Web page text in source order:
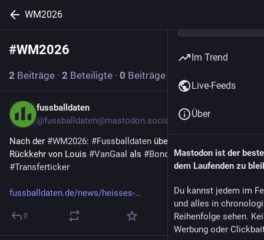
WM2026
#WM2026
2 Beiträge · 2 Beteiligte · 0 Beiträge heute
fussballdaten
@fussballdaten@mastodon.social
Nach der #WM2026: #Fussballdaten über die mögliche
Rückkehr von Louis #VanGaal als #Bondscoach der #Elftal
#Transferticker
fussballdaten.de/news/heisses-
0
Im Trend
Live-Feeds
Über
Mastodon ist der
dem Laufenden zu
Du kannst jedem im
und alles in
Reihenfolge sehen.
Werbung oder